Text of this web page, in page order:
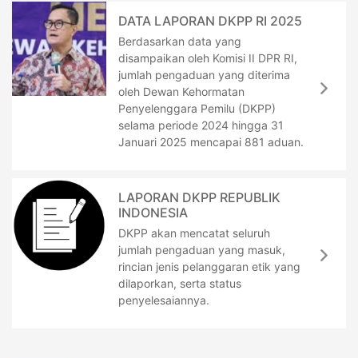
DATA LAPORAN DKPP RI 2025
Berdasarkan data yang
disampaikan oleh Komisi II DPR RI,
jumlah pengaduan yang diterima
oleh Dewan Kehormatan
Penyelenggara Pemilu (DKPP)
selama periode 2024 hingga 31
Januari 2025 mencapai 881 aduan.
LAPORAN DKPP REPUBLIK
INDONESIA
DKPP akan mencatat seluruh
jumlah pengaduan yang masuk,
rincian jenis pelanggaran etik yang
dilaporkan, serta status
penyelesaiannya.